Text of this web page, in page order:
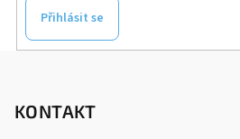
Přihlásit se
KONTAKT